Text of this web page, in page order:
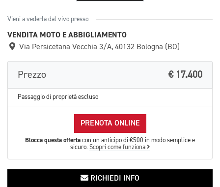
Vieni a vederla dal vivo presso
VENDITA MOTO E ABBIGLIAMENTO
Via Persicetana Vecchia 3/A, 40132 Bologna (BO)
Prezzo € 17.400
Passaggio di proprietà escluso
PRENOTA ONLINE
Blocca questa offerta con un anticipo di €500 in modo semplice e
sicuro. Scopri come funziona
RICHIEDI INFO